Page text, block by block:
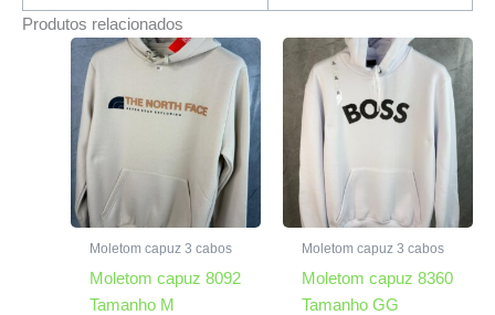
Produtos relacionados
Moletom capuz 3 cabos
Moletom capuz 8092
Tamanho M
Moletom capuz 3 cabos
Moletom capuz 8360
Tamanho GG